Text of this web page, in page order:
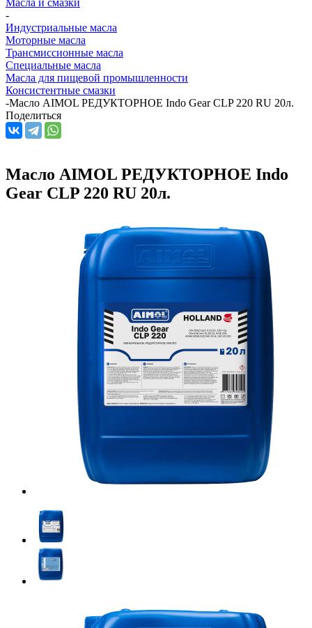
-
Индустриальные масла
Моторные масла
Трансмиссионные масла
Специальные масла
Масла для пищевой промышленности
Консистентные смазки
-Масло AIMOL РЕДУКТОРНОЕ Indo Gear CLP 220 RU 20л.
Поделиться
Масло AIMOL РЕДУКТОРНОЕ Indo
Gear CLP 220 RU 20л.